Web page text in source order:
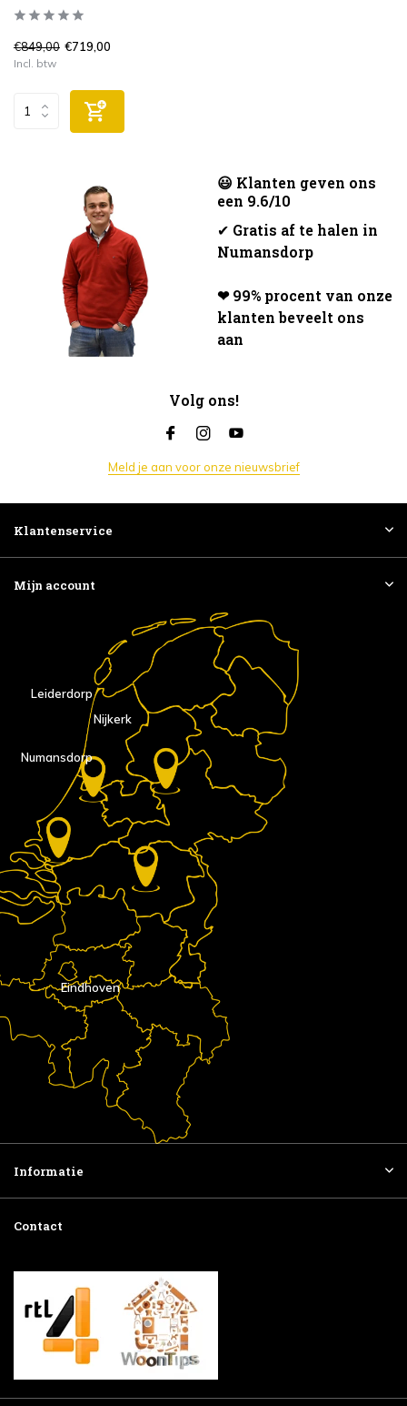
€849,00 €719,00
Incl. btw
😃 Klanten geven ons
een 9.6/10
✔ Gratis af te halen in
Numansdorp
❤ 99% procent van onze
klanten beveelt ons
aan
Volg ons!
Meld je aan voor onze nieuwsbrief
Klantenservice
Mijn account
Eindhoven
Nijkerk
Numansdorp
Leiderdorp
Informatie
Contact